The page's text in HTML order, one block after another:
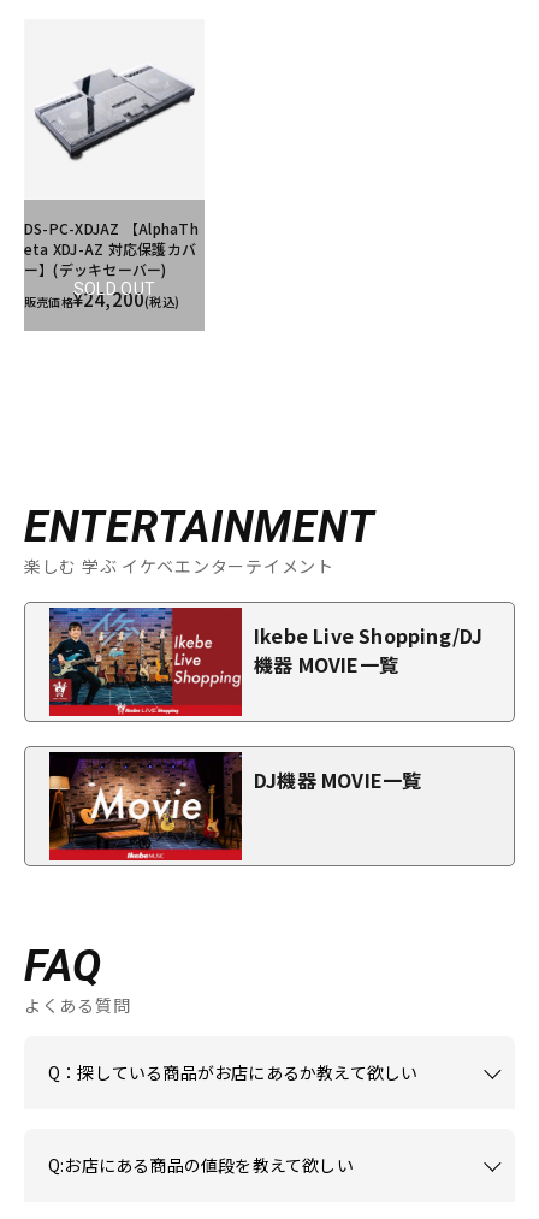
SOLD OUT
DS-PC-XDJAZ 【AlphaTh
eta XDJ-AZ 対応保護カバ
ー】(デッキセーバー)
販売価格¥24,200(税込)
ENTERTAINMENT
楽しむ 学ぶ イケベエンターテイメント
Ikebe Live Shopping/DJ
機器 MOVIE一覧
DJ機器 MOVIE一覧
FAQ
よくある質問
Q：探している商品がお店にあるか教えて欲しい
Q:お店にある商品の値段を教えて欲しい